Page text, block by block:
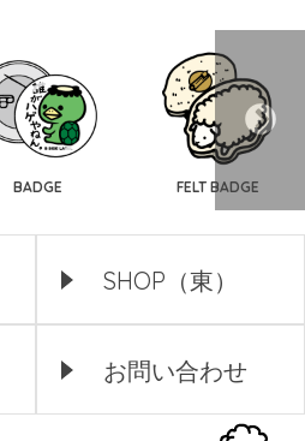
BADGE FELT BADGE
SHOP（東）
お問い合わせ